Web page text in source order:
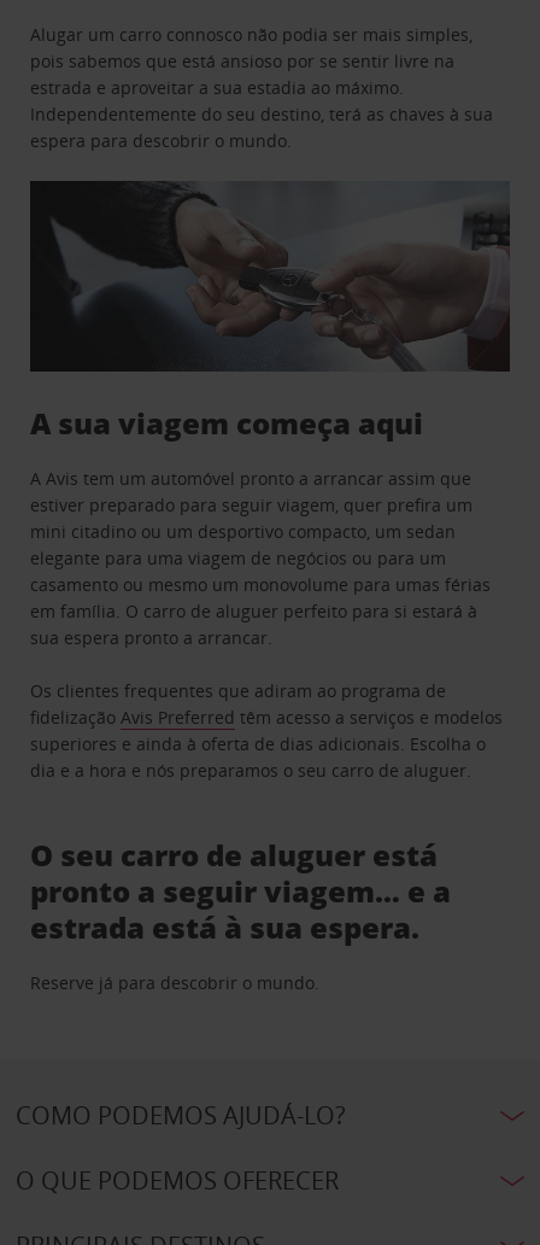
Alugar um carro connosco não podia ser mais simples,
pois sabemos que está ansioso por se sentir livre na
estrada e aproveitar a sua estadia ao máximo.
Independentemente do seu destino, terá as chaves à sua
espera para descobrir o mundo.
A sua viagem começa aqui
A Avis tem um automóvel pronto a arrancar assim que
estiver preparado para seguir viagem, quer prefira um
mini citadino ou um desportivo compacto, um sedan
elegante para uma viagem de negócios ou para um
casamento ou mesmo um monovolume para umas férias
em família. O carro de aluguer perfeito para si estará à
sua espera pronto a arrancar.
Os clientes frequentes que adiram ao programa de
fidelizaçãoAvis Preferred têm acesso a serviços e modelos
superiores e ainda à oferta de dias adicionais. Escolha o
dia e a hora e nós preparamos o seu carro de aluguer.
O seu carro de aluguer está
pronto a seguir viagem… e a
estrada está à sua espera.
Reserve já para descobrir o mundo.
COMO PODEMOS AJUDÁ-LO?
O QUE PODEMOS OFERECER